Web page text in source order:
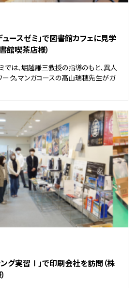
ースゼミ」で図書館カフェに見学
館喫茶店様）
では、堀越謙三教授の指導のもと、異人
ーク。マンガコースの高山瑞穂先生がガ
グ実習Ⅰ」で印刷会社を訪問（株